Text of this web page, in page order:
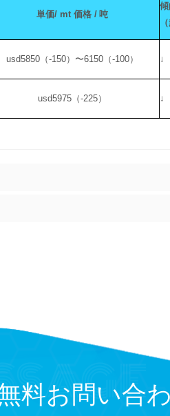
単価/ mt 価格 / 吨
傾
usd5850（-150）〜6150（-100） ↓
usd5975（-225） ↓
料お問い合